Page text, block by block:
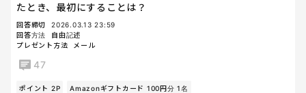
たとき、最初にすることは？
回答締切
2026.03.13 23:59
回答方法
自由記述
プレゼント方法
メール
47
ポイント 2P Amazonギフトカード 100円分 1名